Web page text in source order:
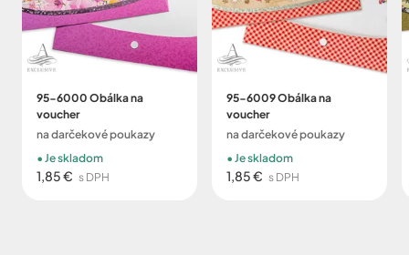
95-6000 Obálka na
voucher
na darčekové poukazy
1,85 € s DPH
Je skladom
95-6009 Obálka na
voucher
na darčekové poukazy
1,85 € s DPH
Je skladom